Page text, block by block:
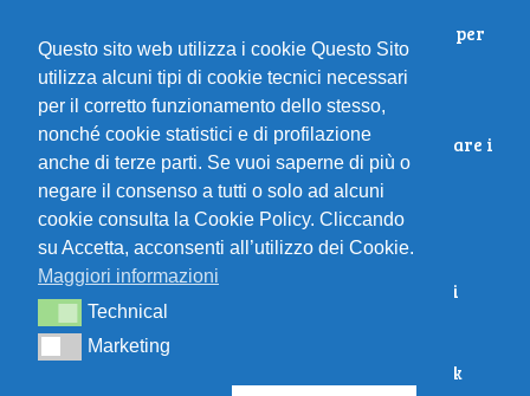
Scopri il potere del cross-training per
correre come mai prima d’ora!
Gli esercizi definitivi per migliorare i
muscoli della schiena
L’importanza di un corretto
riscaldamento: tecniche e
suggerimenti per evitare infortuni
Partecipa al Maratona di New York
Questo sito web utilizza i cookie Questo Sito
utilizza alcuni tipi di cookie tecnici necessari
per il corretto funzionamento dello stesso,
nonché cookie statistici e di profilazione
anche di terze parti. Se vuoi saperne di più o
negare il consenso a tutti o solo ad alcuni
cookie consulta la Cookie Policy. Cliccando
su Accetta, acconsenti all’utilizzo dei Cookie.
Maggiori informazioni
TechnicalTechnical
MarketingMarketing